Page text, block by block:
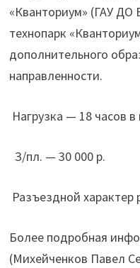
«Кванториум» (ГАУ ДО
технопарк
дополнительного
направленности.
Нагрузка — 18 часов
З/пл. — 30 000 р.
Разъездной характер
Более подробная
(Михейченков Павел